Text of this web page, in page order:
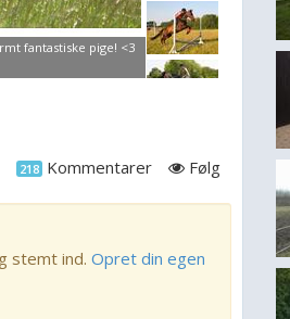
fantastiske pige! <3
Følg
218 Kommentarer
stemt ind. Opret din egen